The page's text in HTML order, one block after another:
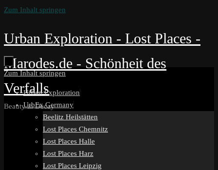
Zum Inhalt springen
Urban Exploration - Lost Places -
Marodes.de - Schönheit des
Verfalls
Beauty in Decay
Zum Inhalt springen
Urban Exploration
UrbEx Germany
Beelitz Heilstätten
Lost Places Chemnitz
Lost Places Halle
Lost Places Harz
Lost Places Leipzig